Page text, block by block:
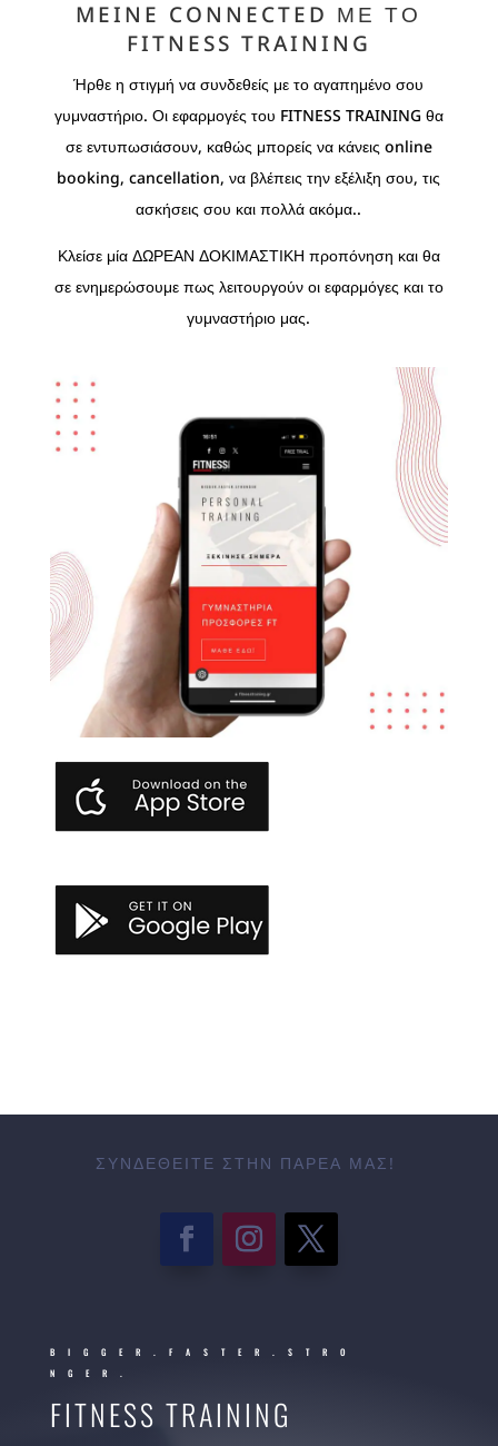
MEINE CONNECTED ΜΕ ΤΟ
FITNESS TRAINING
Ήρθε η στιγμή να συνδεθείς με το αγαπημένο σου
γυμναστήριο. Οι εφαρμογές του FITNESS TRAINING θα
σε εντυπωσιάσουν, καθώς μπορείς να κάνεις online
booking, cancellation, να βλέπεις την εξέλιξη σου, τις
ασκήσεις σου και πολλά ακόμα..
Κλείσε μία ΔΩΡΕΑΝ ΔΟΚΙΜΑΣΤΙΚΗ προπόνηση και θα
σε ενημερώσουμε πως λειτουργούν οι εφαρμόγες και το
γυμναστήριο μας.
ΣΥΝΔΕΘΕΊΤΕ ΣΤΗΝ ΠΑΡΈΑ ΜΑΣ!
BIGGER.FASTER.STRO
NGER.
FITNESS TRAINING